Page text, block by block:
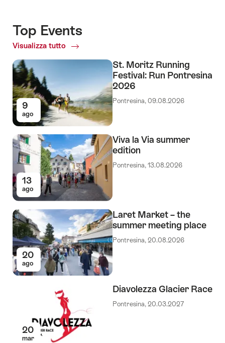
Top Events
Visualizza tutto
Top
9
ago
St. Moritz Running
Festival: Run Pontresina
2026
Pontresina, 09.08.2026
13
ago
Viva la Via summer
edition
Pontresina, 13.08.2026
20
ago
Laret Market – the
summer meeting place
Pontresina, 20.08.2026
20
mar
Diavolezza Glacier Race
Pontresina, 20.03.2027